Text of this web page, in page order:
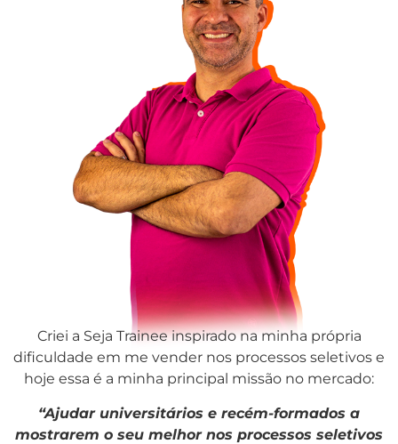
Criei a Seja Trainee inspirado na minha própria
dificuldade em me vender nos processos seletivos e
hoje essa é a minha principal missão no mercado:
“Ajudar universitários e recém-formados a
mostrarem o seu melhor nos processos seletivos